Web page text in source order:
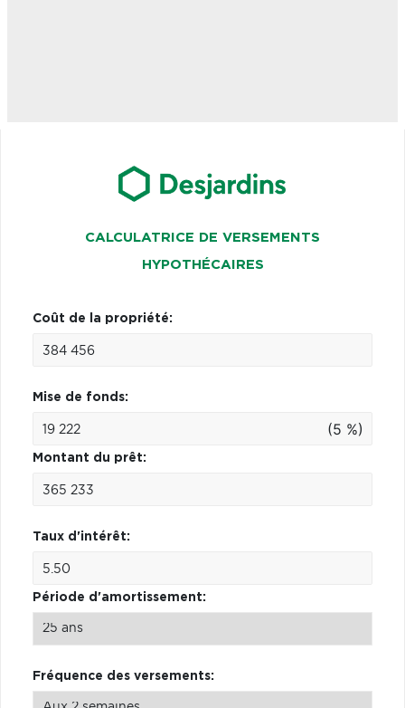
CALCULATRICE DE VERSEMENTS
HYPOTHÉCAIRES
Coût de la propriété:
Mise de fonds:
(5 %)
Montant du prêt:
Taux d'intérêt:
Période d'amortissement:
Fréquence des versements: